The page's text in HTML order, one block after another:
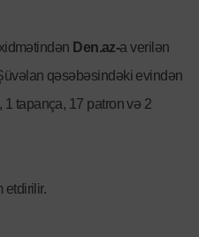
Den.az-a verilən
qəsəbəsindəki evindən
tapança, 17 patron və 2
etdirilir.